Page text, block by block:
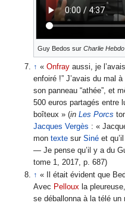
Guy Bedos surCharlie Hebdo
↑ «Onfray aussi, je
enfoiré !” J’avais du mal
son panneau “athée”, et
500 euros partagés entre
boîteux » (in Les Porcs
Jacques Vergès : «
montexte surSiné et
— Je pense qu’il y a du
tome 1, 2017, p. 687)
↑ « Il était­ évident ­que
Avec Pelloux la
se déballonna à la télé un